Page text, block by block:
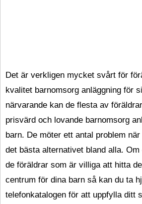
Det är verkligen mycket svårt för
kvalitet barnomsorg anläggning för
närvarande kan de flesta av
prisvärd och lovande barnomsorg
barn. De möter ett antal problem
det bästa alternativet bland alla.
de föräldrar som är villiga att hitta
centrum för dina barn så kan du ta
telefonkatalogen för att uppfylla ditt